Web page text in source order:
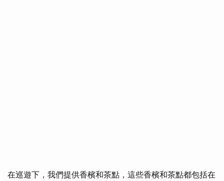
在巡遊下，我們提供香檳和茶點，這些香檳和茶點都包括在